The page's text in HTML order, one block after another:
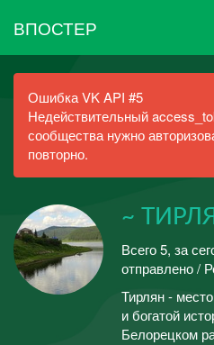
ВПОСТЕР
Ошибка VK API #5
Недействительный
сообщества нужно
повторно.
~
Всего 5, за
отправлено /
Тирлян -
и богатой
Белорецком